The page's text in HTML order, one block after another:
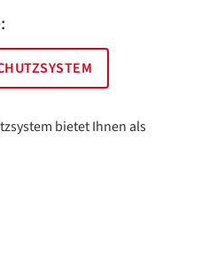
bietet Ihnen als